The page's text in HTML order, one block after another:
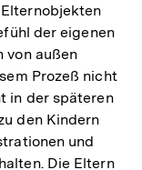
der eigenen
von außen
Prozeß nicht
in der späteren
den Kindern
und
Die Eltern